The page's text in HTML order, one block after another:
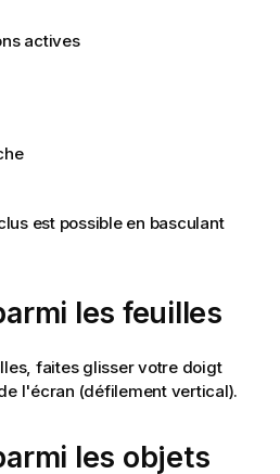
actives
est possible en basculant
les feuilles
faites glisser votre doigt
l'écran (défilement vertical).
les objets